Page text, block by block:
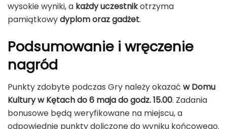
wysokie wyniki, a każdy uczestnikotrzyma
pamiątkowydyplom oraz gadżet.
Podsumowanie i wręczenie
nagród
Punkty zdobyte podczas Gry należy okazać w Domu
Kultury w Kętach do 6 maja do godz. 15.00. Zadania
bonusowe będą weryfikowane na miejscu, a
odpowiednie punkty doliczone do wyniku końcowego.